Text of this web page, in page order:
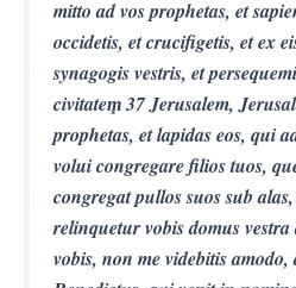
mitto ad vos prophetas, et
occidetis, et crucifigetis, et ex
synagogis vestris, et
civitatem͙ 37 Jerusalem,
prophetas, et lapidas eos, qui
volui congregare filios tuos,
congregat pullos suos sub
relinquetur vobis domus
vobis, non me videbitis amodo,